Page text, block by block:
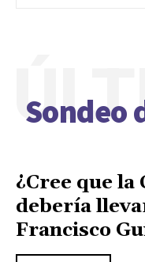
Sondeo
¿Cree que la
debería
Francisco